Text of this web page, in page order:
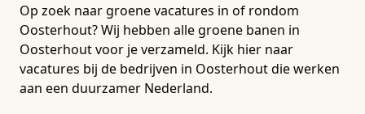
Op zoek naar groene vacatures in of rondom
Oosterhout? Wij hebben alle groene banen in
Oosterhout voor je verzameld. Kijk hier naar
vacatures bij de bedrijven in Oosterhout die werken
aan een duurzamer Nederland.